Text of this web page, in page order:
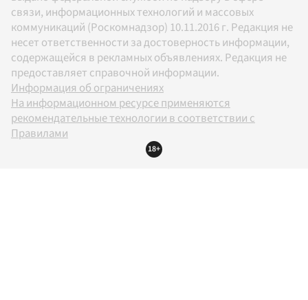
связи, информационных технологий и массовых
коммуникаций (Роскомнадзор) 10.11.2016 г. Редакция не
несет ответственности за достоверность информации,
содержащейся в рекламных объявлениях. Редакция не
предоставляет справочной информации.
Информация об ограничениях
На информационном ресурсе применяются
рекомендательные технологии в соответствии с
Правилами
18+